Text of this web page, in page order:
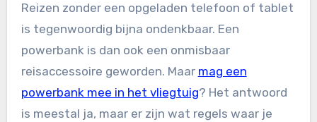
Reizen zonder een opgeladen telefoon of tablet
is tegenwoordig bijna ondenkbaar. Een
powerbank is dan ook een onmisbaar
reisaccessoire geworden. Maar mag een
powerbank mee in het vliegtuig? Het antwoord
is meestal ja, maar er zijn wat regels waar je